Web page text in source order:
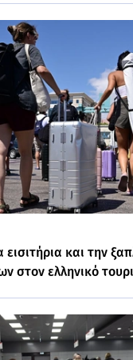
εισιτήρια και την
στον ελληνικό